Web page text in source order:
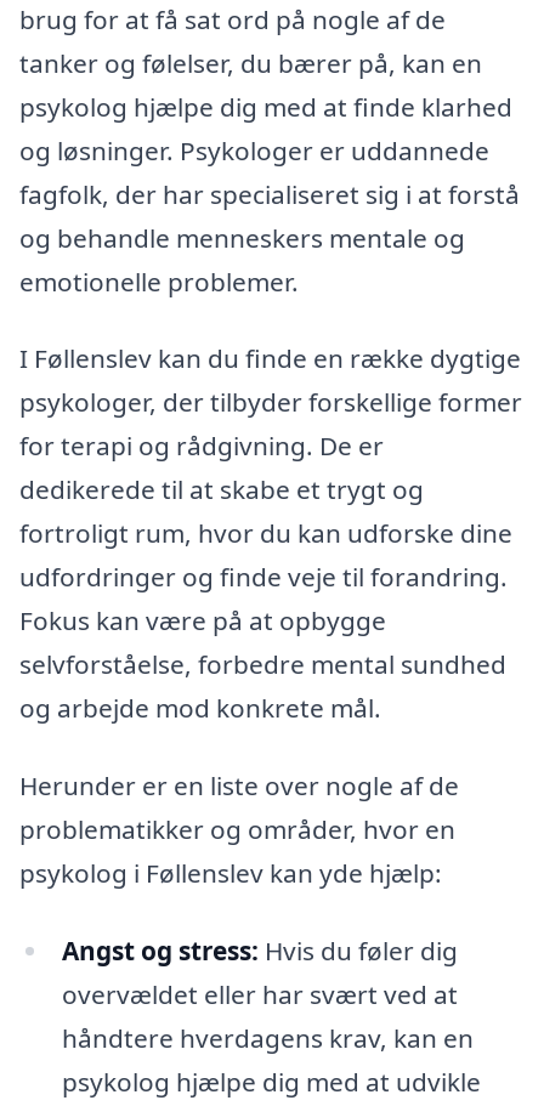
brug for at få sat ord på nogle af de
tanker og følelser, du bærer på, kan en
psykolog hjælpe dig med at finde klarhed
og løsninger. Psykologer er uddannede
fagfolk, der har specialiseret sig i at forstå
og behandle menneskers mentale og
emotionelle problemer.
I Føllenslev kan du finde en række dygtige
psykologer, der tilbyder forskellige former
for terapi og rådgivning. De er
dedikerede til at skabe et trygt og
fortroligt rum, hvor du kan udforske dine
udfordringer og finde veje til forandring.
Fokus kan være på at opbygge
selvforståelse, forbedre mental sundhed
og arbejde mod konkrete mål.
Herunder er en liste over nogle af de
problematikker og områder, hvor en
psykolog i Føllenslev kan yde hjælp:
Angst og stress: Hvis du føler dig
overvældet eller har svært ved at
håndtere hverdagens krav, kan en
psykolog hjælpe dig med at udvikle